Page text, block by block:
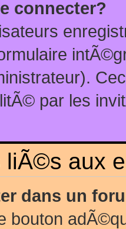
connecter?
par les
liÃ©s aux
dans un
bouton